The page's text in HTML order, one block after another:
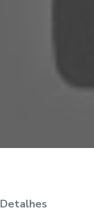
https://
Detalhes